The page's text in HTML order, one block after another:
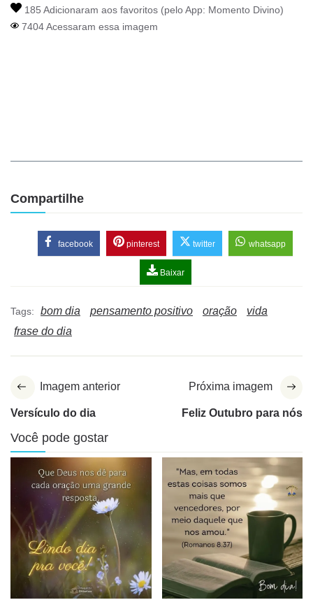
185 Adicionaram aos favoritos (pelo App: Momento Divino)
7404 Acessaram essa imagem
Compartilhe
facebook pinterest twitter whatsapp
Baixar
Tags: bom dia pensamento positivo oração
vida
frase do dia
Imagem anterior
Versículo do dia
Próxima imagem
Feliz Outubro para nós
Você pode gostar